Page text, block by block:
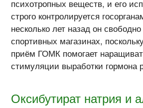
психотропных веществ, и его
строго контролируется
несколько лет назад он
спортивных магазинах,
приём ГОМК помогает
стимуляции выработки гормона
Оксибутират натрия и